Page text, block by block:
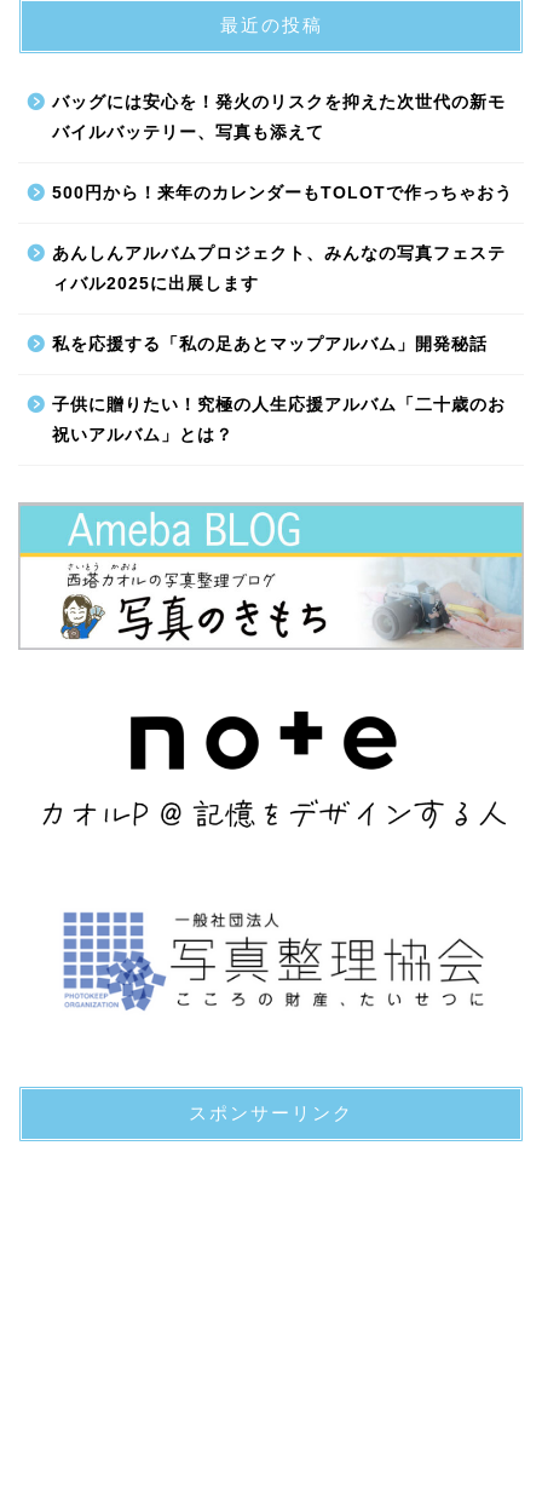
最近の投稿
バッグには安心を！発火のリスクを抑えた次世代の新モ
バイルバッテリー、写真も添えて
500円から！来年のカレンダーもTOLOTで作っちゃおう
あんしんアルバムプロジェクト、みんなの写真フェステ
ィバル2025に出展します
私を応援する「私の足あとマップアルバム」開発秘話
子供に贈りたい！究極の人生応援アルバム「二十歳のお
祝いアルバム」とは？
スポンサーリンク